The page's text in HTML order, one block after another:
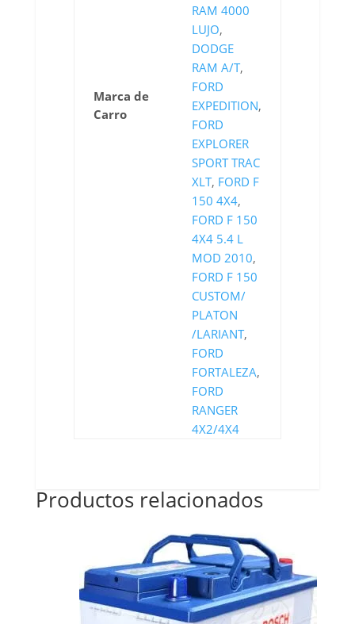
Marca de
Carro
RAM 4000
LUJO,
DODGE
RAM A/T,
FORD
EXPEDITION,
FORD
EXPLORER
SPORT TRAC
XLT, FORD F
150 4X4,
FORD F 150
4X4 5.4 L
MOD 2010,
FORD F 150
CUSTOM/
PLATON
/LARIANT,
FORD
FORTALEZA,
FORD
RANGER
4X2/4X4
Productos relacionados